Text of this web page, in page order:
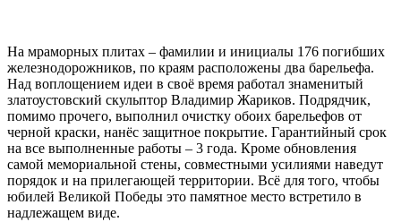
На мраморных плитах – фамилии и инициалы 176 погибших
железнодорожников, по краям расположены два барельефа.
Над воплощением идеи в своё время работал знаменитый
златоустовский скульптор Владимир Жариков. Подрядчик,
помимо прочего, выполнил очистку обоих барельефов от
черной краски, нанёс защитное покрытие. Гарантийный срок
на все выполненные работы – 3 года. Кроме обновления
самой мемориальной стены, совместными усилиями наведут
порядок и на прилегающей территории. Всё для того, чтобы
юбилей Великой Победы это памятное место встретило в
надлежащем виде.